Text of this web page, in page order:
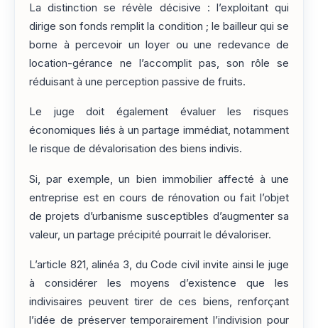
La distinction se révèle décisive : l’exploitant qui
dirige son fonds remplit la condition ; le bailleur qui se
borne à percevoir un loyer ou une redevance de
location-gérance ne l’accomplit pas, son rôle se
réduisant à une perception passive de fruits.
Le juge doit également évaluer les risques
économiques liés à un partage immédiat, notamment
le risque de dévalorisation des biens indivis.
Si, par exemple, un bien immobilier affecté à une
entreprise est en cours de rénovation ou fait l’objet
de projets d’urbanisme susceptibles d’augmenter sa
valeur, un partage précipité pourrait le dévaloriser.
L’article 821, alinéa 3, du Code civil invite ainsi le juge
à considérer les moyens d’existence que les
indivisaires peuvent tirer de ces biens, renforçant
l’idée de préserver temporairement l’indivision pour